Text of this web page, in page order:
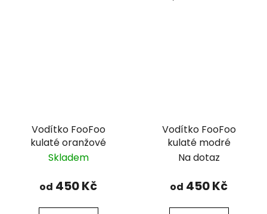
Vodítko FooFoo
kulaté oranžové
Skladem
od 450 Kč
Vodítko FooFoo
kulaté modré
Na dotaz
od 450 Kč